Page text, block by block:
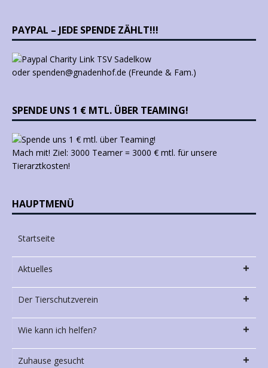
PAYPAL – JEDE SPENDE ZÄHLT!!!
oder spenden@gnadenhof.de (Freunde & Fam.)
SPENDE UNS 1 € MTL. ÜBER TEAMING!
Mach mit! Ziel: 3000 Teamer = 3000 € mtl. für unsere
Tierarztkosten!
HAUPTMENÜ
Startseite
Aktuelles
Der Tierschutzverein
Wie kann ich helfen?
Zuhause gesucht